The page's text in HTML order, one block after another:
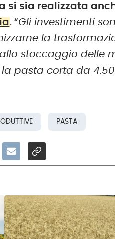
si sia realizzata
. “Gli investimenti
la
stoccaggio delle
pasta corta da
PASTA